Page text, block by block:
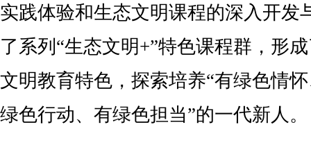
实践体验和生态文明课程的深入开发
了系列“生态文明+”特色课程群，形
文明教育特色，探索培养“有绿色情
绿色行动、有绿色担当”的一代新人。